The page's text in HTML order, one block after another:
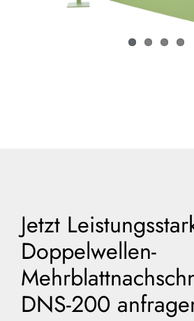
Jetzt
Doppelwellen-
DNS-200